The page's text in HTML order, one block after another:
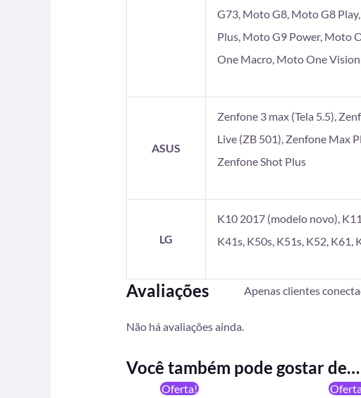
G73, Moto G8, Moto G8
Plus, Moto G9 Power, Moto
One Macro, Moto One
ASUS
Zenfone 3 max (Tela 5.5),
Live (ZB 501), Zenfone Max
Zenfone Shot Plus
LG
K10 2017 (modelo novo),
K41s, K50s, K51s, K52, K61,
Avaliações
Não há avaliações ainda.
Apenas clientes
Você também pode gostar de…
Oferta!